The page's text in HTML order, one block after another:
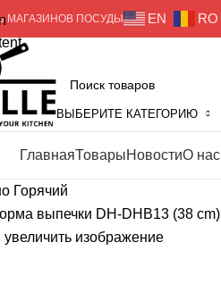
МАГАЗИНОВ ПОСУДЫ EN RO
ВЫБЕРИТЕ КАТЕГОРИЮ
ГлавнаяТоварыНовостиО нас
Горячий
изображение